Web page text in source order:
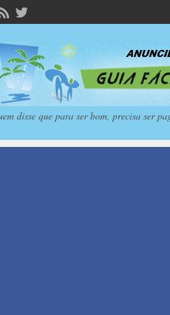
disse que para ser bom, precisa ser